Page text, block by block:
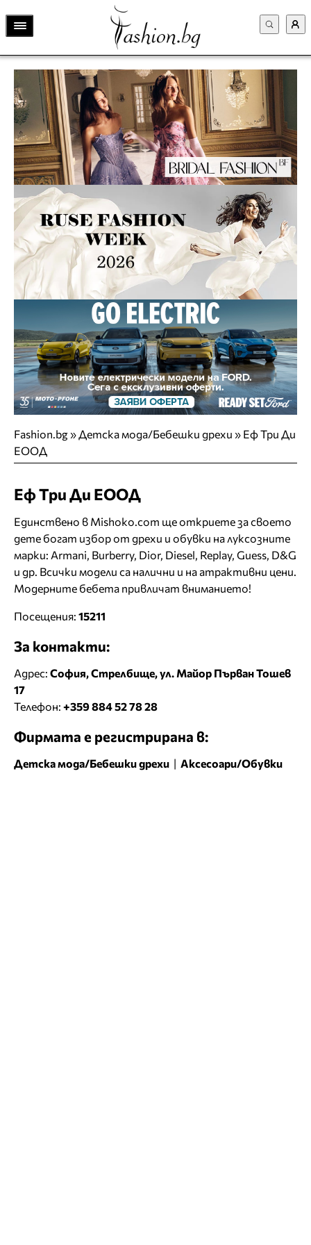
Fashion.bg»Детска мода/Бебешки дрехи » Еф Три Ди
ЕООД
Еф Три Ди ЕООД
Единствено в Mishoko.com ще откриете за своето
дете богат избор от дрехи и обувки на луксозните
марки: Armani, Burberry, Dior, Diesel, Replay, Guess, D&G
и др. Всички модели са налични и на атрактивни цени.
Модерните бебета привличат вниманието!
Посещения: 15211
За контакти:
Адрес: София, Стрелбище, ул. Майор Първан Тошев
17
Телефон: +359 884 52 78 28
Фирмата е регистрирана в:
Детска мода/Бебешки дрехи | Аксесоари/Обувки